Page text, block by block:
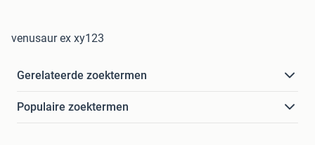
venusaur ex xy123
Gerelateerde zoektermen
Populaire zoektermen